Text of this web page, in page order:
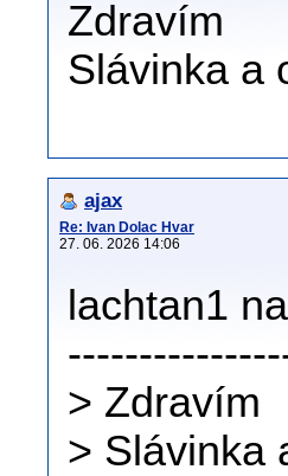
Zdravím
Slávinka a
ajax
Re: Ivan Dolac Hvar
27. 06. 2026 14:06
lachtan1
> Zdravím
> Slávinka